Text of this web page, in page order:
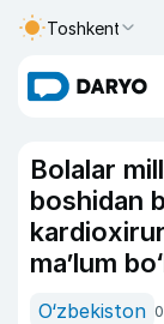
Toshkent
Bolalar
boshidan
ma’lum
O‘zbekiston